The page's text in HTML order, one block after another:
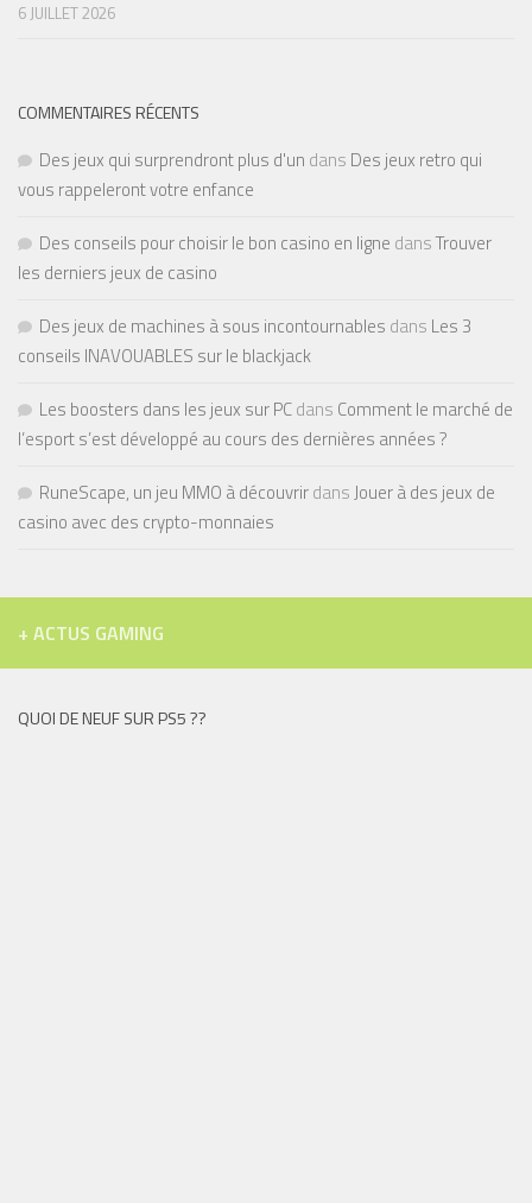
6 JUILLET 2026
COMMENTAIRES RÉCENTS
Des jeux qui surprendront plus d'un dans Des jeux retro qui
vous rappeleront votre enfance
Des conseils pour choisir le bon casino en ligne dansTrouver
les derniers jeux de casino
Des jeux de machines à sous incontournables dans Les 3
conseils INAVOUABLES sur le blackjack
Les boosters dans les jeux sur PCdans Comment le marché de
l’esport s’est développé au cours des dernières années ?
RuneScape, un jeu MMO à découvrirdansJouer à des jeux de
casino avec des crypto-monnaies
+ ACTUS GAMING
QUOI DE NEUF SUR PS5 ??